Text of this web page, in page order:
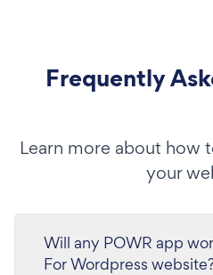
Frequently
Learn more about how
your
Will any POWR app
For Wordpress